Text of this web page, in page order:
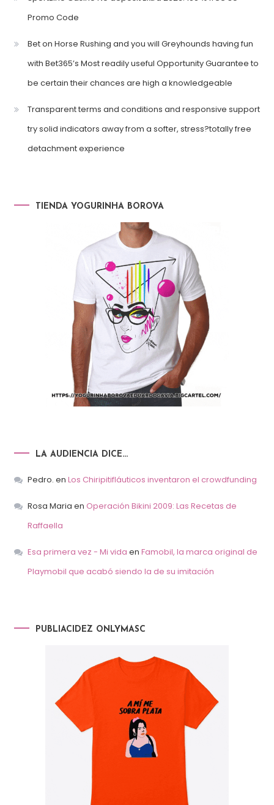
Promo Code
Bet on Horse Rushing and you will Greyhounds having fun
with Bet365’s Most readily useful Opportunity Guarantee to
be certain their chances are high a knowledgeable
Transparent terms and conditions and responsive support
try solid indicators away from a softer, stress?totally free
detachment experience
TIENDA YOGURINHA BOROVA
LA AUDIENCIA DICE…
Pedro. en Los Chiripitifláuticos inventaron el crowdfunding
Rosa Maria en Operación Bikini 2009: Las Recetas de
Raffaella
Esa primera vez - Mi vida en Famobil, la marca original de
Playmobil que acabó siendo la de su imitación
PUBLIACIDEZ ONLYMASC